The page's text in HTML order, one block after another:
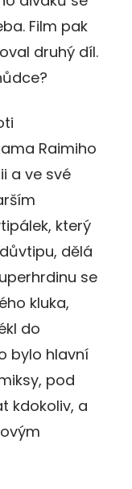
Film pak
druhý díl.
Raimiho
a ve své
který
dělá
se
kluka,
do
bylo hlavní
pod
kdokoliv, a